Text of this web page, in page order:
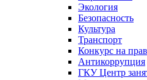
Экология
Безопасность
Культура
Транспорт
Конкурс на
Антикоррупция
ГКУ Центр